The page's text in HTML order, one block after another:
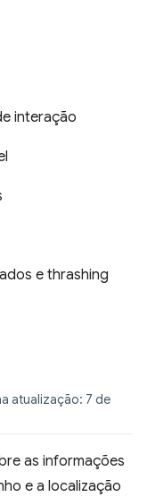
interação
e thrashing
atualização: 7 de
as informações
e a localização